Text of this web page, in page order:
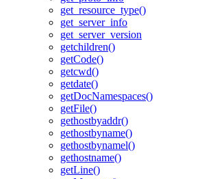
get_resource_type()
get_server_info
get_server_version
getchildren()
getCode()
getcwd()
getdate()
getDocNamespaces()
getFile()
gethostbyaddr()
gethostbyname()
gethostbynamel()
gethostname()
getLine()